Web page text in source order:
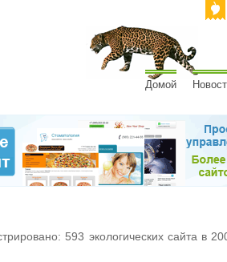
Домой
593 экологических сайта в